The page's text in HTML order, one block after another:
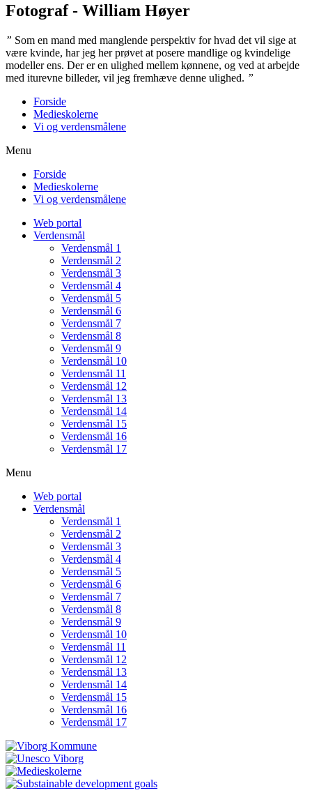
Fotograf - William Høyer
” Som en mand med manglende perspektiv for hvad det vil sige at
være kvinde, har jeg her prøvet at posere mandlige og kvindelige
modeller ens. Der er en ulighed mellem kønnene, og ved at arbejde
med iturevne billeder, vil jeg fremhæve denne ulighed. ”
Forside
Medieskolerne
Vi og verdensmålene
Menu
Forside
Medieskolerne
Vi og verdensmålene
Web portal
Verdensmål
Verdensmål 1
Verdensmål 2
Verdensmål 3
Verdensmål 4
Verdensmål 5
Verdensmål 6
Verdensmål 7
Verdensmål 8
Verdensmål 9
Verdensmål 10
Verdensmål 11
Verdensmål 12
Verdensmål 13
Verdensmål 14
Verdensmål 15
Verdensmål 16
Verdensmål 17
Menu
Web portal
Verdensmål
Verdensmål 1
Verdensmål 2
Verdensmål 3
Verdensmål 4
Verdensmål 5
Verdensmål 6
Verdensmål 7
Verdensmål 8
Verdensmål 9
Verdensmål 10
Verdensmål 11
Verdensmål 12
Verdensmål 13
Verdensmål 14
Verdensmål 15
Verdensmål 16
Verdensmål 17